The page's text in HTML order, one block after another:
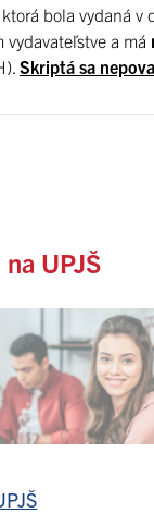
, ktorá bola vydaná
vydavateľstve a má
Skriptá sa
UPJŠ